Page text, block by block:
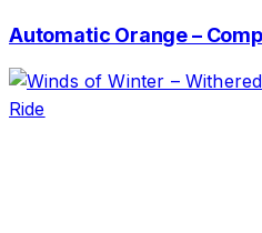
Automatic Orange –